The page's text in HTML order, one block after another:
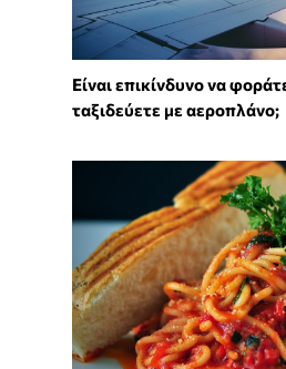
⁠Είναι επικίνδυνο να
ταξιδεύετε με αεροπλάνο;